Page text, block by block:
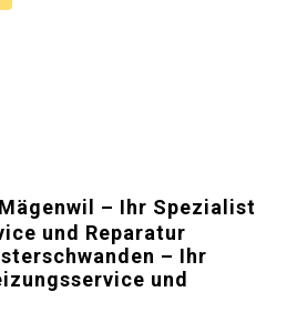
– Ihr Spezialist
und Reparatur
– Ihr
und